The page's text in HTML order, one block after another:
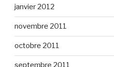
janvier 2012
novembre 2011
octobre 2011
septembre 2011